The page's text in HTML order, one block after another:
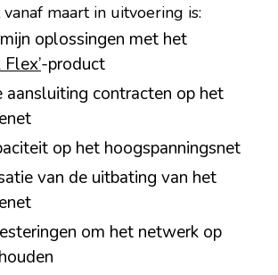
maart in uitvoering is:
oplossingen met het
-product
aansluiting contracten op het
op het hoogspanningsnet
van de uitbating van het
om het netwerk op